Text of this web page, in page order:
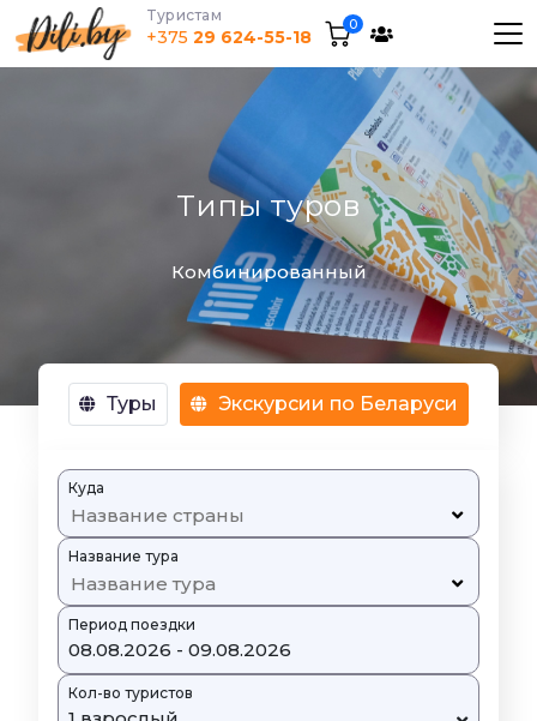
Tуристам
+375 29 624-55-18
0
Типы туров
Комбинированный
Туры Экскурсии по Беларуси
Куда
Название тура
Период поездки
08.08.2026 - 09.08.2026
Кол-во туристов